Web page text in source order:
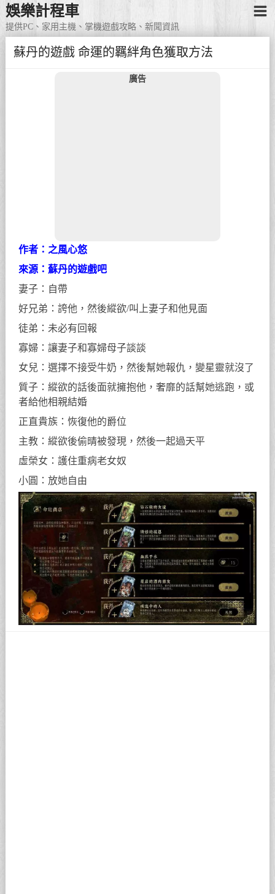
娛樂計程車
提供PC、家用主機、掌機遊戲攻略、新聞資訊
蘇丹的遊戲 命運的羈絆角色獲取方法
廣告
作者：之風心悠
來源：蘇丹的遊戲吧
妻子：自帶
好兄弟：誇他，然後縱欲/叫上妻子和他見面
徒弟：未必有回報
寡婦：讓妻子和寡婦母子談談
女兒：選擇不接受牛奶，然後幫她報仇，變星靈就沒了
質子：縱欲的話後面就擁抱他，奢靡的話幫她逃跑，或
者給他相親結婚
正直貴族：恢復他的爵位
主教：縱欲後偷晴被發現，然後一起過天平
虛榮女：護住重病老女奴
小圓：放她自由